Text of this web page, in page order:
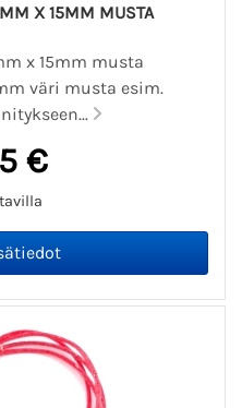
X 15MM MUSTA
x 15mm musta
väri musta esim.
€